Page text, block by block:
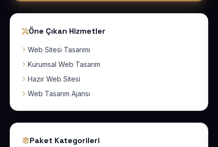
Öne Çıkan Hizmetler
Web Sitesi Tasarımı
Kurumsal Web Tasarım
Hazır Web Sitesi
Web Tasarım Ajansı
Paket Kategorileri